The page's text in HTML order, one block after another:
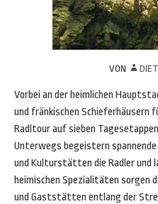
VON
Vorbei an der heimlichen
und fränkischen Schieferhäusern
Radltour auf sieben
Unterwegs begeistern
und Kulturstätten die Radler und
heimischen Spezialitäten sorgen
und Gaststätten entlang der